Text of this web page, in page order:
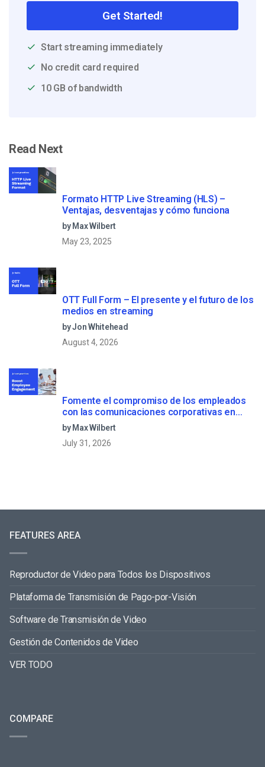
Get Started!
Start streaming immediately
No credit card required
10 GB of bandwidth
Read Next
Formato HTTP Live Streaming (HLS) –
Ventajas, desventajas y cómo funciona
by Max Wilbert
May 23, 2025
OTT Full Form – El presente y el futuro de los
medios en streaming
by Jon Whitehead
August 4, 2026
Fomente el compromiso de los empleados
con las comunicaciones corporativas en
directo
by Max Wilbert
July 31, 2026
FEATURES AREA
Reproductor de Video para Todos los Dispositivos
Plataforma de Transmisión de Pago-por-Visión
Software de Transmisión de Video
Gestión de Contenidos de Video
VER TODO
COMPARE